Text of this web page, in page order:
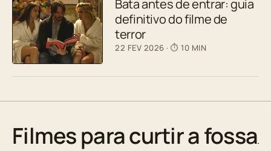
Bata antes de entrar: guia
definitivo do filme de
terror
22 FEV 2026 · ⏱ 10 MIN
Filmes para curtir a fossa